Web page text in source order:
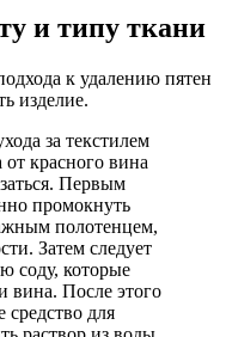
и типу ткани
к удалению пятен
изделие.
за текстилем
красного вина
Первым
промокнуть
полотенцем,
Затем следует
соду, которые
вина. После этого
для